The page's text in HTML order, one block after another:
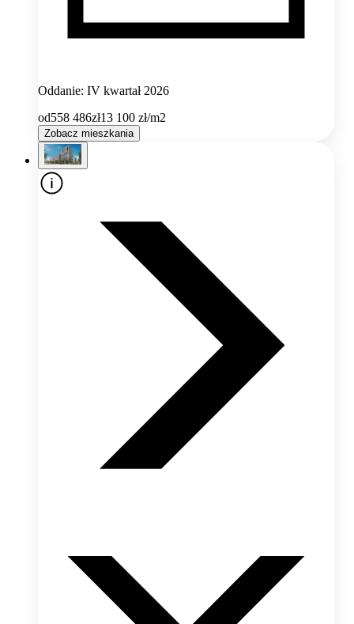
Oddanie: IV kwartał 2026
od558 486zł13 100 zł/m2
Zobacz mieszkania